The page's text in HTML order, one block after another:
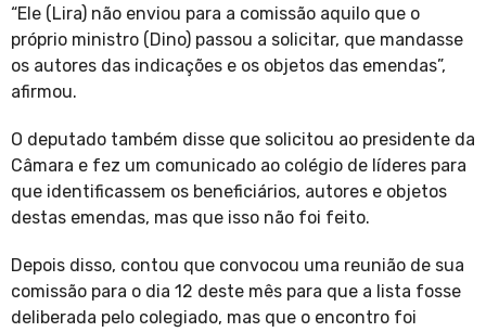
“Ele (Lira) não enviou para a comissão aquilo que o
próprio ministro (Dino) passou a solicitar, que mandasse
os autores das indicações e os objetos das emendas”,
afirmou.
O deputado também disse que solicitou ao presidente da
Câmara e fez um comunicado ao colégio de líderes para
que identificassem os beneficiários, autores e objetos
destas emendas, mas que isso não foi feito.
Depois disso, contou que convocou uma reunião de sua
comissão para o dia 12 deste mês para que a lista fosse
deliberada pelo colegiado, mas que o encontro foi